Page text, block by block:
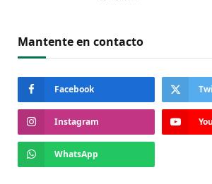
Mantente en contacto
Facebook
Instagram
WhatsApp